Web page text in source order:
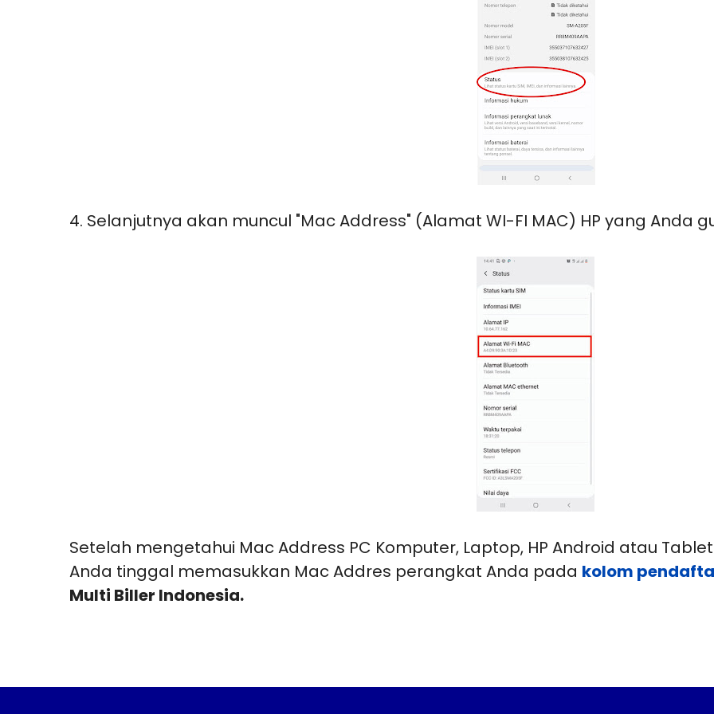
4. Selanjutnya akan muncul "Mac Address" (Alamat WI-FI MAC) HP yang Anda
Setelah mengetahui Mac Address PC Komputer, Laptop, HP Android atau
Anda tinggal memasukkan Mac Addres perangkat Anda pada kolom
Multi Biller Indonesia.